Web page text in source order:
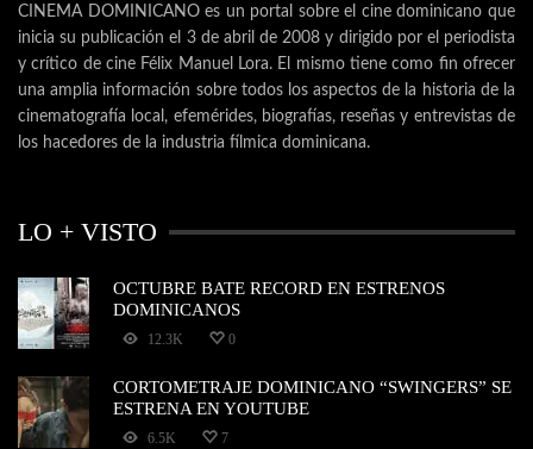
CINEMA DOMINICANO es un portal sobre el cine dominicano que
inicia su publicación el 3 de abril de 2008 y dirigido por el periodista
y crítico de cine Félix Manuel Lora. El mismo tiene como fin ofrecer
una amplia información sobre todos los aspectos de la historia de la
cinematografía local, efemérides, biografías, reseñas y entrevistas de
los hacedores de la industria fílmica dominicana.
LO + VISTO
OCTUBRE BATE RECORD EN ESTRENOS
DOMINICANOS
12.3K 0
CORTOMETRAJE DOMINICANO “SWINGERS” SE
ESTRENA EN YOUTUBE
6.5K 7